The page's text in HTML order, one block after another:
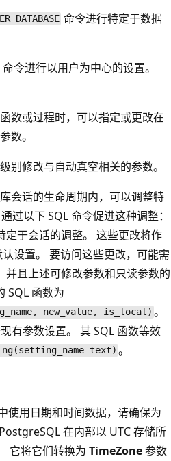
DATABASE 命令进行特定于数据
命令进行以用户为中心的设置。
数或过程时，可以指定或更改在
数。
别修改与自动真空相关的参数。
会话的生命周期内，可以调整特
过以下 SQL 命令促进这种调整：
定于会话的调整。 这些更改将作
设置。 要访问这些更改，可能需
并且上述可修改参数和只读参数的
SQL 函数为
new_value, is_local) 。
有参数设置。 其 SQL 函数等效
text) 。
使用日期和时间数据，请确保为
在内部以 UTC 存储所
它将它们转换为 TimeZone参数